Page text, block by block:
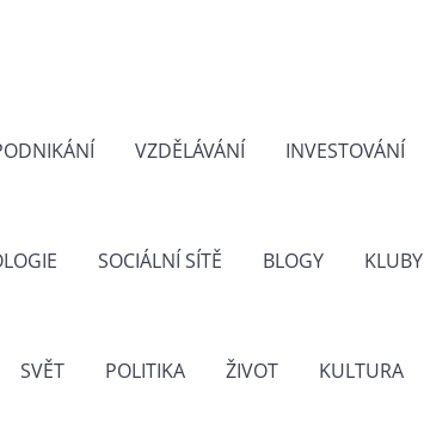
VZDĚLÁVÁNÍ INVESTOVÁNÍ
SOCIÁLNÍ SÍTĚ BLOGY KLUBY
SVĚT POLITIKA ŽIVOT KULTURA